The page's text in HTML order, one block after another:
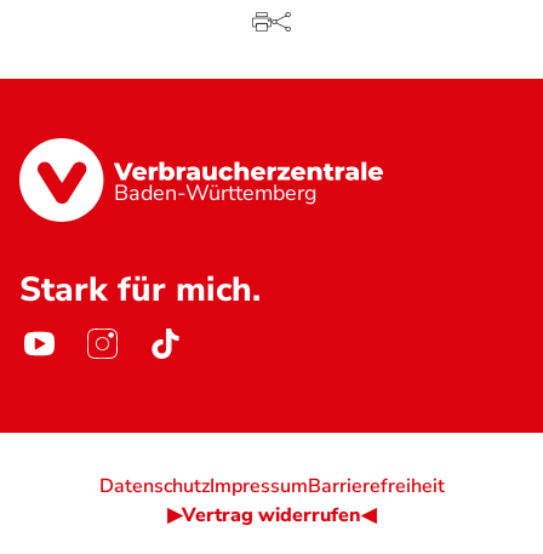
Baden-Württemberg
Stark für mich.
DatenschutzImpressumBarrierefreiheit
▶Vertrag widerrufen◀